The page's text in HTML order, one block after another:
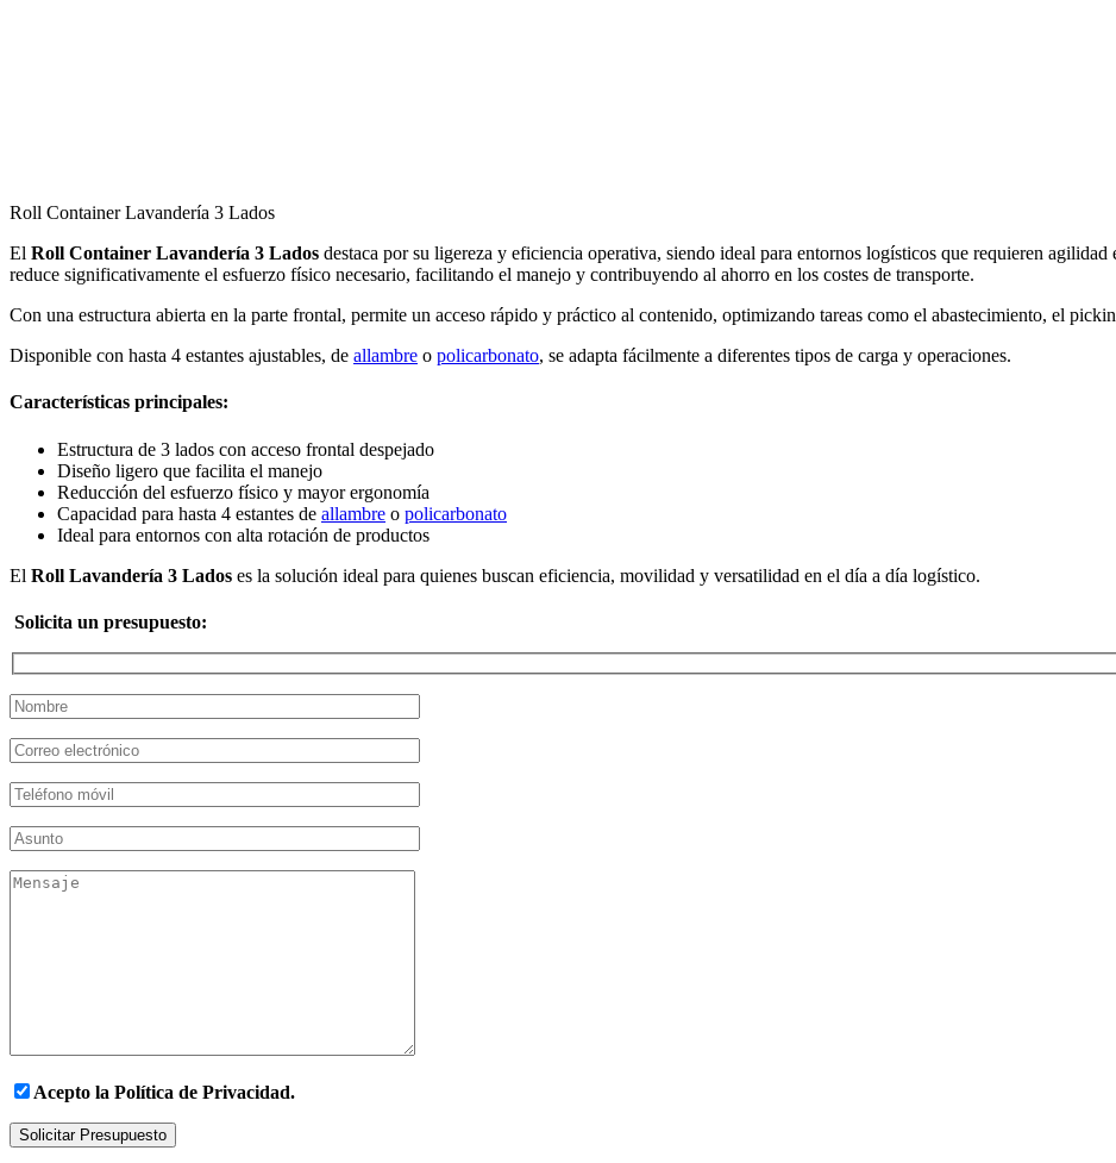
Roll Container Lavandería 3 Lados
El Roll Container Lavandería 3 Lados destaca por su ligereza y eficiencia operativa, siendo ideal para entornos logísticos que requieren
reduce significativamente el esfuerzo físico necesario, facilitando el manejo y contribuyendo al ahorro en los costes de transporte.
Con una estructura abierta en la parte frontal, permite un acceso rápido y práctico al contenido, optimizando tareas como el abastecimiento, el
Disponible con hasta 4 estantes ajustables, de allambre o policarbonato, se adapta fácilmente a diferentes tipos de carga y operaciones.
Características principales:
Estructura de 3 lados con acceso frontal despejado
Diseño ligero que facilita el manejo
Reducción del esfuerzo físico y mayor ergonomía
Capacidad para hasta 4 estantes de allambre o policarbonato
Ideal para entornos con alta rotación de productos
El Roll Lavandería 3 Lados es la solución ideal para quienes buscan eficiencia, movilidad y versatilidad en el día a día logístico.
Solicita un presupuesto:
Acepto la Política de Privacidad.
Solicitar Presupuesto